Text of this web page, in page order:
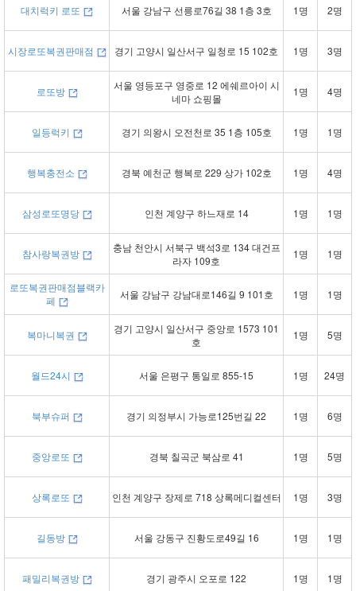
대치럭키 로또 서울 강남구 선릉로76길 38 1층 3호 1명 2명
시장로또복권판매점 경기 고양시 일산서구 일청로 15 102호 1명 3명
로또방
서울 영등포구 영중로 12 에쉐르아이 시
네마 쇼핑몰
1명 4명
일등럭키 경기 의왕시 오전천로 35 1층 105호 1명 1명
행복충전소 경북 예천군 행복로 229 상가 102호 1명 4명
삼성로또명당 인천 계양구 하느재로 14 1명 1명
참사랑복권방
충남 천안시 서북구 백석3로 134 대건프
라자 109호
1명 1명
로또복권판매점블랙카
페
서울 강남구 강남대로146길 9 101호 1명 1명
복마니복권
경기 고양시 일산서구 중앙로 1573 101
호
1명 5명
월드24시 서울 은평구 통일로 855-15 1명 24명
북부슈퍼 경기 의정부시 가능로125번길 22 1명 6명
중앙로또 경북 칠곡군 북삼로 41 1명 5명
상록로또 인천 계양구 장제로 718 상록메디컬센터 1명 3명
길동방 서울 강동구 진황도로49길 16 1명 1명
패밀리복권방 경기 광주시 오포로 122 1명 1명